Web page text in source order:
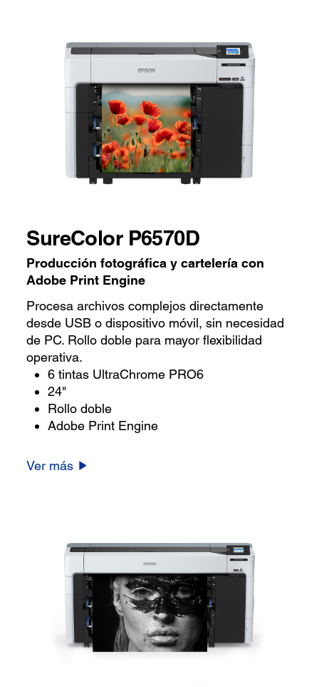
SureColor P6570D
Producción fotográfica y cartelería con
Adobe Print Engine
Procesa archivos complejos directamente
desde USB o dispositivo móvil, sin necesidad
de PC. Rollo doble para mayor flexibilidad
operativa.
6 tintas UltraChrome PRO6
24"
Rollo doble
Adobe Print Engine
Ver más